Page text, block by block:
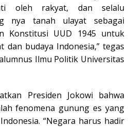
oleh rakyat, dan selalu
nya tanah ulayat sebagai
Konstitusi UUD 1945 untuk
dan budaya Indonesia,” tegas
Ilmu Politik Universitas
Presiden Jokowi bahwa
fenomena gunung es yang
“Negara harus hadir